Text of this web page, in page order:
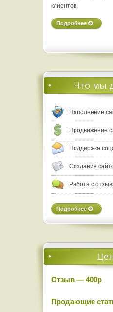
клиентов.
Подробнее
Что мы
Наполнение
Продвижение
Поддержка
Создание
Работа с
Подробнее
Отзыв — 400р
Продающие